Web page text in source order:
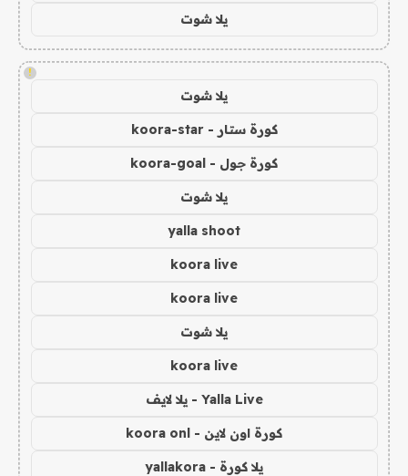
يلا شوت
!
يلا شوت
كورة ستار - koora-star
كورة جول - koora-goal
يلا شوت
yalla shoot
koora live
koora live
يلا شوت
koora live
Yalla Live - يلا لايف
كورة اون لاين - koora onl
يلا كورة - yallakora